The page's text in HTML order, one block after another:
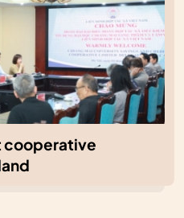
cooperative